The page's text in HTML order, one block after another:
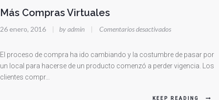
Más Compras Virtuales
26 enero, 2016 | by admin | Comentarios desactivadosen
Compras
Virtuales
El proceso de compra ha ido cambiando y la costumbre de pasar por
un local para hacerse de un producto comenzó a perder vigencia. Los
clientes compr…
KEEP READING